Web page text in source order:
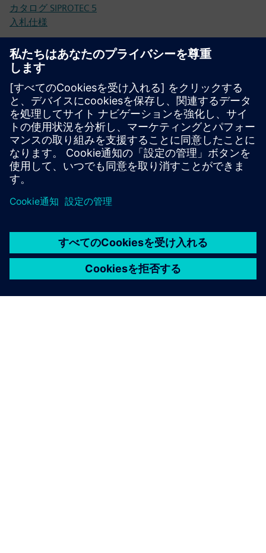
カタログ SIPROTEC 5
入札仕様
構成
SIPROTEC 5コンフィグレーター
SiePortal-オンラインショップ
サイトポータルの SIPROTEC 7SA82
技術文書、ファームウェア、Software アプリケーション
の例、よくある質問